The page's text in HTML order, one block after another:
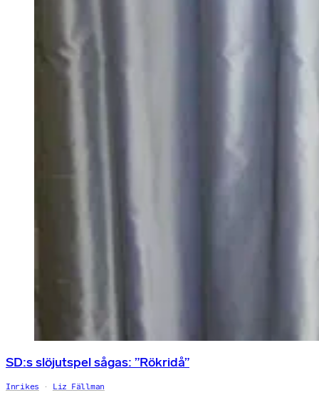
SD:s slöjutspel sågas: ”Rökridå”
Inrikes Liz Fällman